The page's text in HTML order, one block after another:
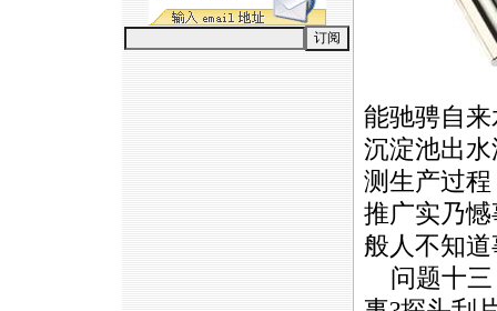
能驰骋自
沉淀池出
测生产过
推广实乃
般人不知
问题十三